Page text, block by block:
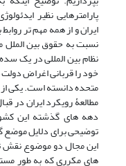
پارامترهایی نظیر
ایران و از همه مهم تر
نسبت به حقوق بین الملل
نظام بین المللی در یک
خود را قربانی اغراض دولت
متحده دانسته است. یکی
مطالعۀ رویکرد ایران در
دهه های گذشته این
توضیحی برای دلایل
این مجال دو موضوع نقش
های مکرری که به طور